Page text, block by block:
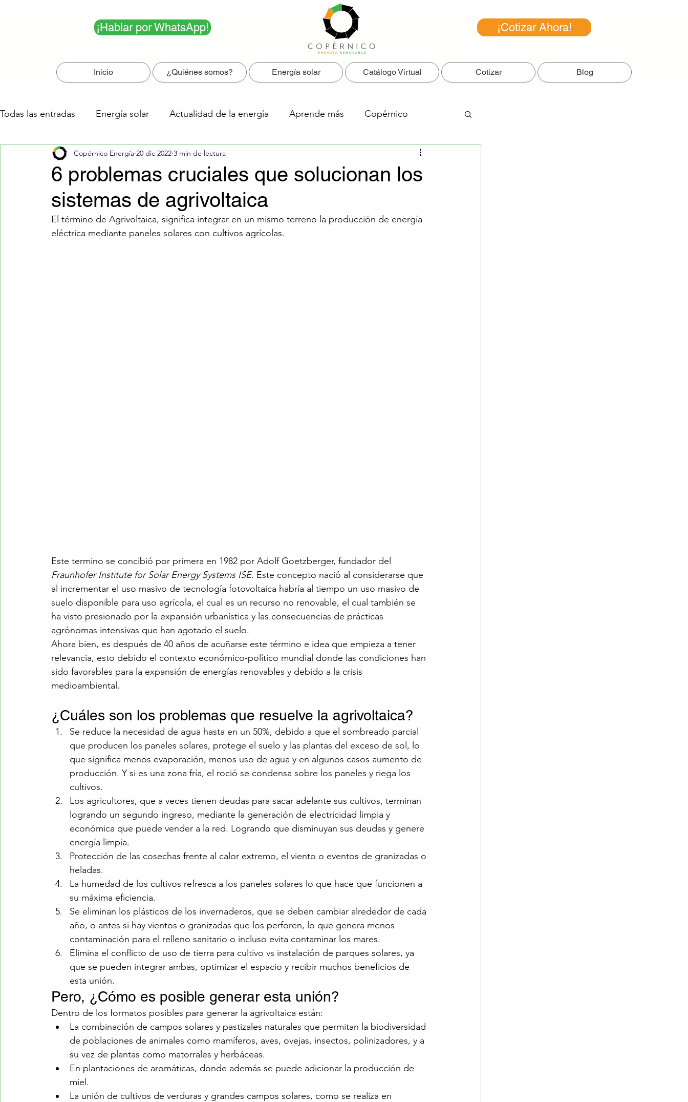
¡Hablar por WhatsApp! ¡Cotizar Ahora!
Inicio ¿Quiénes somos? Energía solar Catálogo Virtual Cotizar Blog
Todas las entradas Energía solar Actualidad de la energía Aprende más Copérnico
Los 5 más leídos
6 problemas cruciales que solucionan los
sistemas de agrivoltaica
Copérnico Energía 20 dic 2022 3 min de lectura
El término de Agrivoltaica, significa integrar en un mismo terreno la producción de energía
eléctrica mediante paneles solares con cultivos agrícolas.
Este termino se concibió por primera en 1982 por Adolf Goetzberger, fundador del
Fraunhofer Institute for Solar Energy Systems ISE. Este concepto nació al considerarse que
al incrementar el uso masivo de tecnología fotovoltaica habría al tiempo un uso masivo de
suelo disponible para uso agrícola, el cual es un recurso no renovable, el cual también se
ha visto presionado por la expansión urbanística y las consecuencias de prácticas
agrónomas intensivas que han agotado el suelo.
Ahora bien, es después de 40 años de acuñarse este término e idea que empieza a tener
relevancia, esto debido el contexto económico-político mundial donde las condiciones han
sido favorables para la expansión de energías renovables y debido a la crisis
medioambiental.
¿Cuáles son los problemas que resuelve la agrivoltaica?
Se reduce la necesidad de agua hasta en un 50%, debido a que el sombreado parcial
que producen los paneles solares, protege el suelo y las plantas del exceso de sol, lo
que significa menos evaporación, menos uso de agua y en algunos casos aumento de
producción. Y si es una zona fría, el roció se condensa sobre los paneles y riega los
cultivos.
Los agricultores, que a veces tienen deudas para sacar adelante sus cultivos, terminan
logrando un segundo ingreso, mediante la generación de electricidad limpia y
económica que puede vender a la red. Logrando que disminuyan sus deudas y genere
energía limpia.
Protección de las cosechas frente al calor extremo, el viento o eventos de granizadas o
heladas.
La humedad de los cultivos refresca a los paneles solares lo que hace que funcionen a
su máxima eficiencia.
Se eliminan los plásticos de los invernaderos, que se deben cambiar alrededor de cada
año, o antes si hay vientos o granizadas que los perforen, lo que genera menos
contaminación para el relleno sanitario o incluso evita contaminar los mares.
Elimina el conflicto de uso de tierra para cultivo vs instalación de parques solares, ya
que se pueden integrar ambas, optimizar el espacio y recibir muchos beneficios de
esta unión.
Pero, ¿Cómo es posible generar esta unión?
Dentro de los formatos posibles para generar la agrivoltaica están:
La combinación de campos solares y pastizales naturales que permitan la biodiversidad
de poblaciones de animales como mamíferos, aves, ovejas, insectos, polinizadores, y a
su vez de plantas como matorrales y herbáceas.
En plantaciones de aromáticas, donde además se puede adicionar la producción de
miel.
La unión de cultivos de verduras y grandes campos solares, como se realiza en